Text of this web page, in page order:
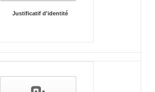
Justificatif d'identité